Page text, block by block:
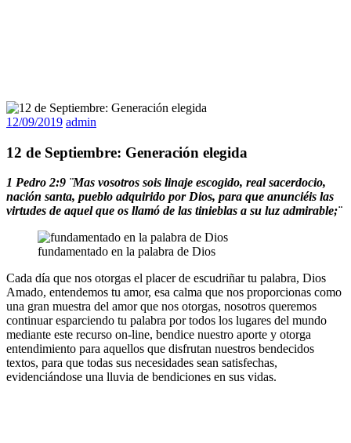
12/09/2019 admin
12 de Septiembre: Generación elegida
1 Pedro 2:9 ¨Mas vosotros sois linaje escogido, real sacerdocio,
nación santa, pueblo adquirido por Dios, para que anunciéis las
virtudes de aquel que os llamó de las tinieblas a su luz admirable;¨
fundamentado en la palabra de Dios
Cada día que nos otorgas el placer de escudriñar tu palabra, Dios
Amado, entendemos tu amor, esa calma que nos proporcionas como
una gran muestra del amor que nos otorgas, nosotros queremos
continuar esparciendo tu palabra por todos los lugares del mundo
mediante este recurso on-line, bendice nuestro aporte y otorga
entendimiento para aquellos que disfrutan nuestros bendecidos
textos, para que todas sus necesidades sean satisfechas,
evidenciándose una lluvia de bendiciones en sus vidas.